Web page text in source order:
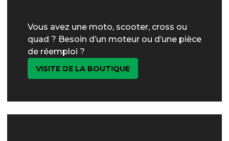
Vous avez une moto, scooter, cross ou
quad ? Besoin d’un moteur ou d’une pièce
de réemploi ?
VISITE DE LA BOUTIQUE